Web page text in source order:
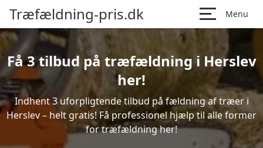
Træfældning-pris.dk Menu
Få 3 tilbud på træfældning i Herslev
her!
Indhent 3 uforpligtende tilbud på fældning af træer i
Herslev – helt gratis! Få professionel hjælp til alle former
for træfældning her!